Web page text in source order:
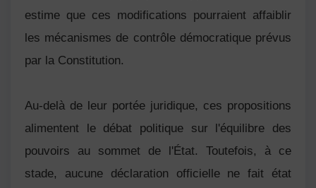
estime que ces modifications pourraient affaiblir
les mécanismes de contrôle démocratique prévus
par la Constitution.
Au-delà de leur portée juridique, ces propositions
alimentent le débat politique sur l'équilibre des
pouvoirs au sommet de l'État. Toutefois, à ce
stade, aucune déclaration officielle ne fait état